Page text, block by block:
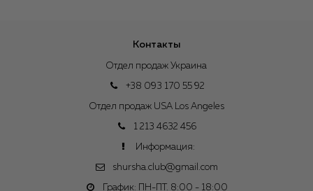
Контакты
Отдел продаж Украина
+38 093 170 55 92
Отдел продаж USA Los Angeles
1 213 4632 456
Информация:
shursha.club@gmail.com
График: ПН-ПТ. 8:00 - 18:00